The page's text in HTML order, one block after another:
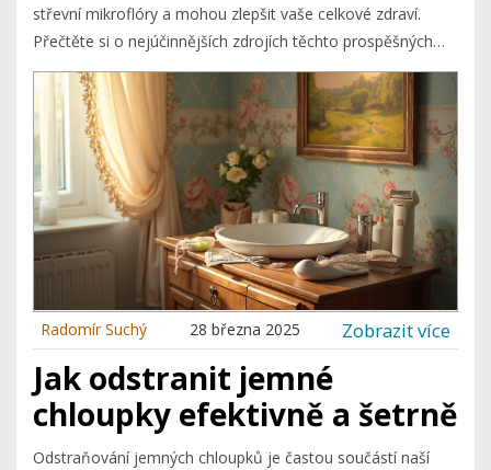
střevní mikroflóry a mohou zlepšit vaše celkové zdraví.
Přečtěte si o nejúčinnějších zdrojích těchto prospěšných
bakterií.
Radomír Suchý 28 března 2025 Zobrazit více
Jak odstranit jemné
chloupky efektivně a šetrně
Odstraňování jemných chloupků je častou součástí naší